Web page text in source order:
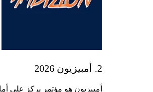
2. أمبيزيون 2026